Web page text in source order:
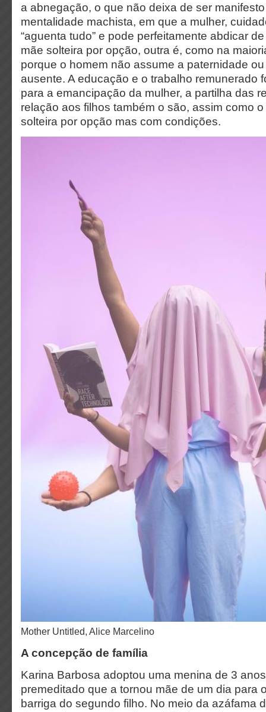
a abnegação, o que não deixa de ser
mentalidade machista, em que a mulher,
“aguenta tudo” e pode perfeitamente abdicar
mãe solteira por opção, outra é, como na
porque o homem não assume a paternidade
ausente. A educação e o trabalho remunerado
para a emancipação da mulher, a partilha das
relação aos filhos também o são, assim como
solteira por opção mas com condições.
Mother Untitled, Alice Marcelino
A concepção de família
Karina Barbosa adoptou uma menina de 3
premeditado que a tornou mãe de um dia para
barriga do segundo filho. No meio da azáfama